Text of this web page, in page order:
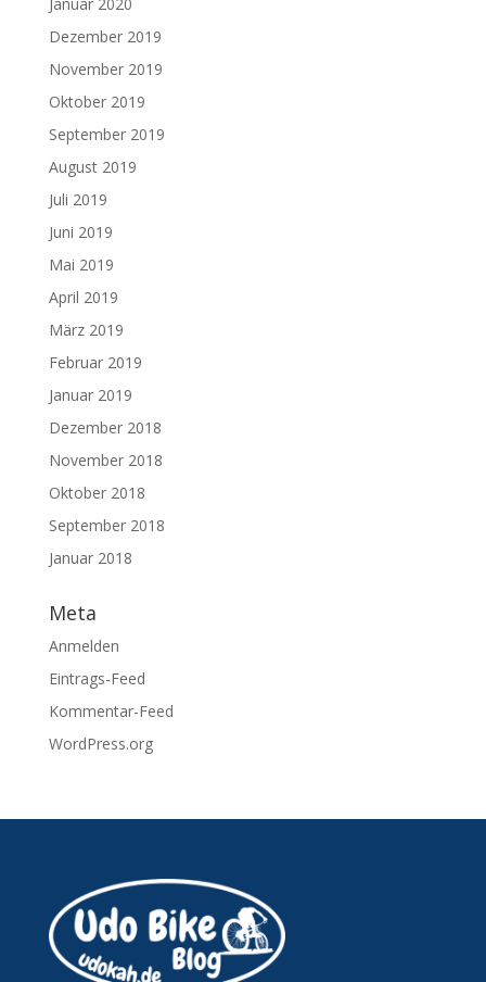
Januar 2020
Dezember 2019
November 2019
Oktober 2019
September 2019
August 2019
Juli 2019
Juni 2019
Mai 2019
April 2019
März 2019
Februar 2019
Januar 2019
Dezember 2018
November 2018
Oktober 2018
September 2018
Januar 2018
Meta
Anmelden
Eintrags-Feed
Kommentar-Feed
WordPress.org